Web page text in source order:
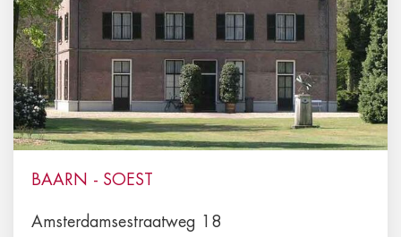
BAARN - SOEST
Amsterdamsestraatweg 18